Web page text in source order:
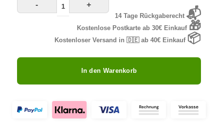
- +
14 Tage Rückgaberecht 📬
Kostenlose Postkarte ab 30€ Einkauf 🎁
Kostenloser Versand in 🇩🇪 ab 40€ Einkauf 📦
In den Warenkorb